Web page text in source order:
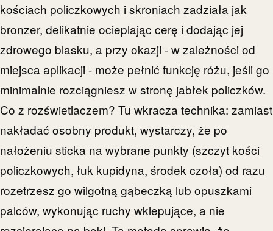
kościach policzkowych i skroniach zadziała jak
bronzer, delikatnie ocieplając cerę i dodając jej
zdrowego blasku, a przy okazji - w zależności od
miejsca aplikacji - może pełnić funkcję różu, jeśli go
minimalnie rozciągniesz w stronę jabłek policzków.
Co z rozświetlaczem? Tu wkracza technika: zamiast
nakładać osobny produkt, wystarczy, że po
nałożeniu sticka na wybrane punkty (szczyt kości
policzkowych, łuk kupidyna, środek czoła) od razu
rozetrzesz go wilgotną gąbeczką lub opuszkami
palców, wykonując ruchy wklepujące, a nie